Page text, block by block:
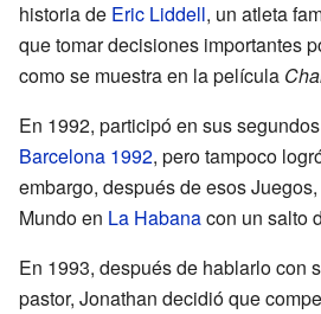
historia de Eric Liddell, un atleta
que tomar decisiones importantes
como se muestra en la película
En 1992, participó en sus segundos
Barcelona 1992, pero tampoco
embargo, después de esos
Mundo en La Habanacon un salto
En 1993, después de hablarlo con
pastor, Jonathan decidió que